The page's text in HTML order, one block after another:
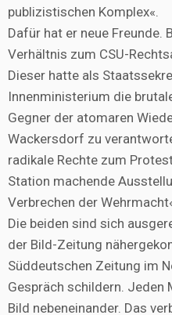
publizistischen Komplex«.
Dafür hat er neue Freunde.
Verhältnis zum CSU-
Dieser hatte als
Innenministerium die
Gegner der atomaren
Wackersdorf zu
radikale Rechte zum
Station machende
Verbrechen der
Die beiden sind sich
der Bild-Zeitung
Süddeutschen Zeitung im
Gespräch schildern. Jeden
Bild nebeneinander. Das